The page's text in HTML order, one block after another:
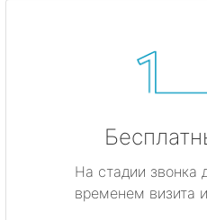
На стадии звонка
временем визита